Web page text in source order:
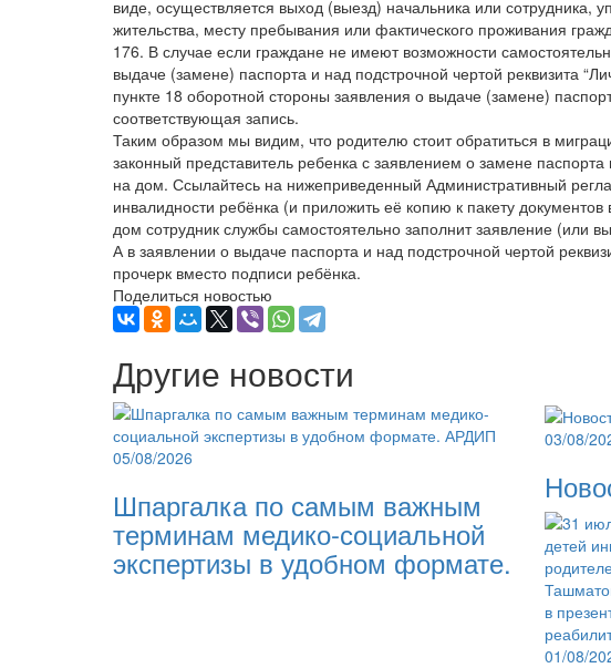
виде, осуществляется выход (выезд) начальника или сотрудника,
жительства, месту пребывания или фактического проживания
176. В случае если граждане не имеют возможности
выдаче (замене) паспорта и над подстрочной чертой реквизита
пункте 18 оборотной стороны заявления о выдаче (замене)
соответствующая запись.
Таким образом мы видим, что родителю стоит обратиться в
законный представитель ребенка с заявлением о замене
на дом. Ссылайтесь на нижеприведенный Административный
инвалидности ребёнка (и приложить её копию к пакету
дом сотрудник службы самостоятельно заполнит заявление (или
А в заявлении о выдаче паспорта и над подстрочной чертой
прочерк вместо подписи ребёнка.
Поделиться новостью
Другие новости
05/08/2026
Шпаргалка по самым важным
терминам медико-социальной
экспертизы в удобном формате.
03/08/
01/08/